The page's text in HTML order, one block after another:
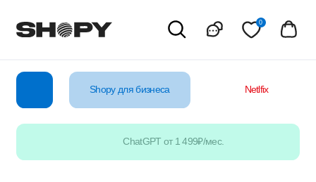
ChatGPT от 1 499₽/мес.